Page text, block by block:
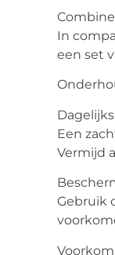
In
een set
Een
Vermijd
Gebruik